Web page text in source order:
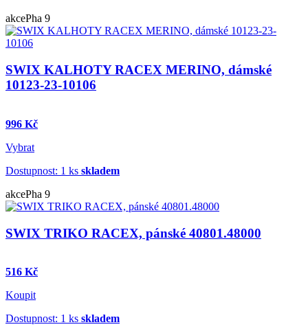
akcePha 9
SWIX KALHOTY RACEX MERINO, dámské
10123-23-10106
996 Kč
Vybrat
Dostupnost: 1 ks skladem
akcePha 9
SWIX TRIKO RACEX, pánské 40801.48000
516 Kč
Koupit
Dostupnost: 1 ks skladem